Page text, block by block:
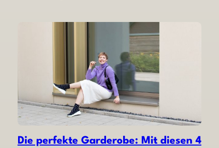
Die perfekte Garderobe: Mit diesen 4